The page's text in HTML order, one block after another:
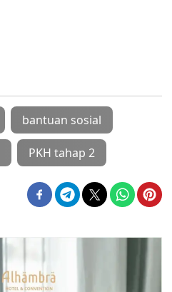
bantuan sosial
PKH tahap 2